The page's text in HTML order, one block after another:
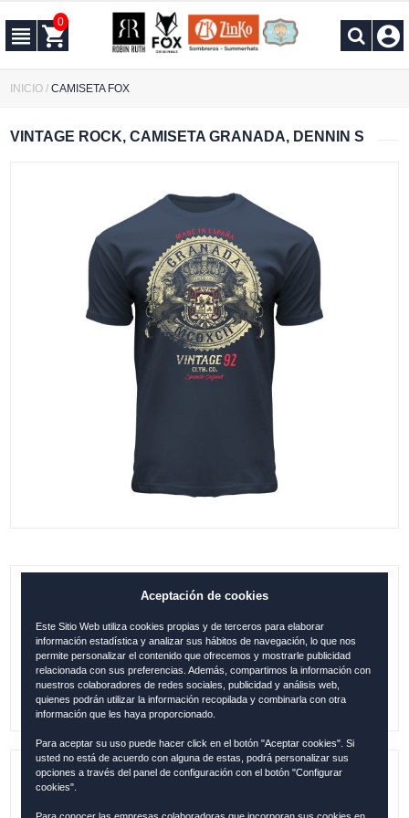
0
INICIO /CAMISETA FOX
VINTAGE ROCK, CAMISETA GRANADA, DENNIN S
VINTAGE ROCK, CAMISETA GRANADA,
DENNIN S
0.00€
Referencia:
Aceptación de cookies
Este Sitio Web utiliza cookies propias y de terceros para elaborar
información estadística y analizar sus hábitos de navegación, lo que nos
permite personalizar el contenido que ofrecemos y mostrarle publicidad
relacionada con sus preferencias. Además, compartimos la información con
nuestros colaboradores de redes sociales, publicidad y análisis web,
quienes podrán utilizar la información recopilada y combinarla con otra
información que les haya proporcionado.
Para aceptar su uso puede hacer click en el botón "Aceptar cookies". Si
usted no está de acuerdo con alguna de estas, podrá personalizar sus
opciones a través del panel de configuración con el botón "Configurar
cookies".